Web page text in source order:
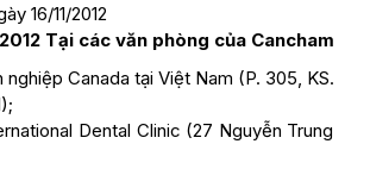
16/11/2012
Tại các văn phòng của Cancham
nghiệp Canada tại Việt Nam (P. 305, KS.
Dental Clinic (27 Nguyễn Trung